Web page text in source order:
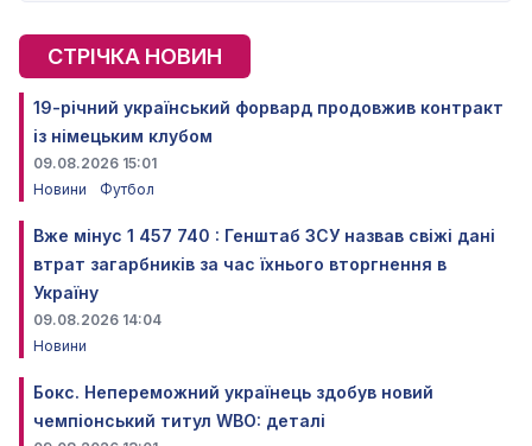
СТРІЧКА НОВИН
19-річний український форвард продовжив контракт
із німецьким клубом
09.08.2026 15:01
Новини
Футбол
Вже мінус 1 457 740 : Генштаб ЗСУ назвав свіжі дані
втрат загарбників за час їхнього вторгнення в
Україну
09.08.2026 14:04
Новини
Бокс. Непереможний українець здобув новий
чемпіонський титул WBO: деталі